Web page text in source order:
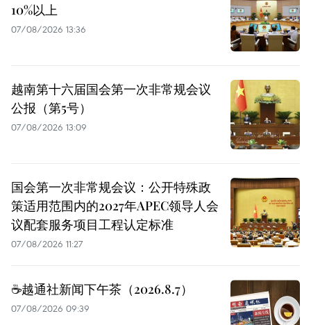
10%以上
07/08/2026 13:36
越南第十六届国会第一次非常规会议
公报（第5号）
07/08/2026 13:09
国会第一次非常规会议：公开特殊政
策适用范围内的2027年APEC领导人会
议配套服务项目工程认定标准
07/08/2026 11:27
☕️越通社新闻下午茶（2026.8.7）
07/08/2026 09:39